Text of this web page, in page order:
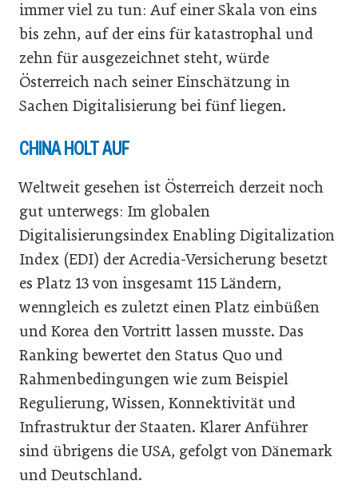
immer viel zu tun: Auf einer Skala von eins
bis zehn, auf der eins für katastrophal und
zehn für ausgezeichnet steht, würde
Österreich nach seiner Einschätzung in
Sachen Digitalisierung bei fünf liegen.
CHINA HOLT AUF
Weltweit gesehen ist Österreich derzeit noch
gut unterwegs: Im globalen
Digitalisierungsindex Enabling Digitalization
Index (EDI) der Acredia-Versicherung besetzt
es Platz 13 von insgesamt 115 Ländern,
wenngleich es zuletzt einen Platz einbüßen
und Korea den Vortritt lassen musste. Das
Ranking bewertet den Status Quo und
Rahmenbedingungen wie zum Beispiel
Regulierung, Wissen, Konnektivität und
Infrastruktur der Staaten. Klarer Anführer
sind übrigens die USA, gefolgt von Dänemark
und Deutschland.